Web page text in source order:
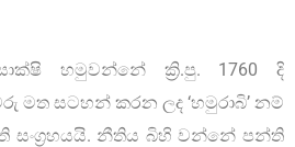
හමුවන්නේ ක්‍රි.පු. 1760 දි
මත සටහන් කරන ලද ‘හමුරාබි’ නම්
සංග්‍රහයයි. නීතිය බිහි වන්නේ පන්ති